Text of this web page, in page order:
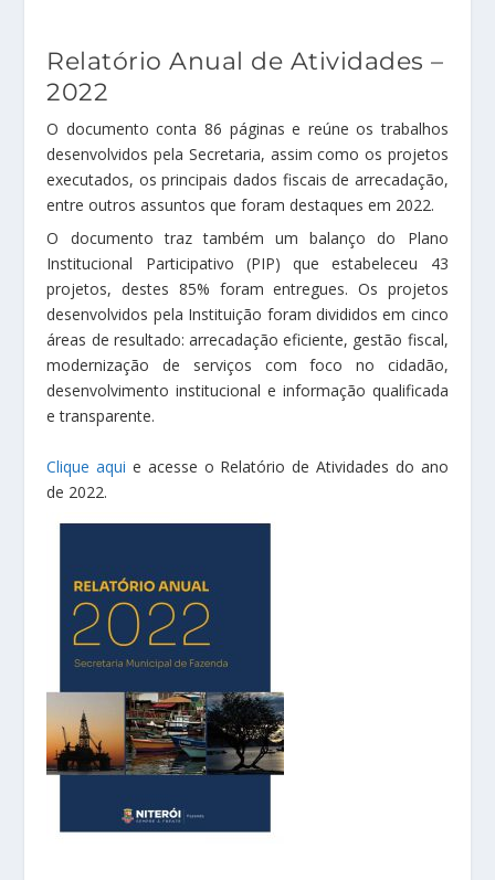
Relatório Anual de Atividades –
2022
O documento conta 86 páginas e reúne os trabalhos
desenvolvidos pela Secretaria, assim como os projetos
executados, os principais dados fiscais de arrecadação,
entre outros assuntos que foram destaques em 2022.
O documento traz também um balanço do Plano
Institucional Participativo (PIP) que estabeleceu 43
projetos, destes 85% foram entregues. Os projetos
desenvolvidos pela Instituição foram divididos em cinco
áreas de resultado: arrecadação eficiente, gestão fiscal,
modernização de serviços com foco no cidadão,
desenvolvimento institucional e informação qualificada
e transparente.
Clique aqui e acesse o Relatório de Atividades do ano
de 2022.